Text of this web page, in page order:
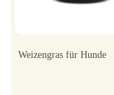
Weizengras für Hunde